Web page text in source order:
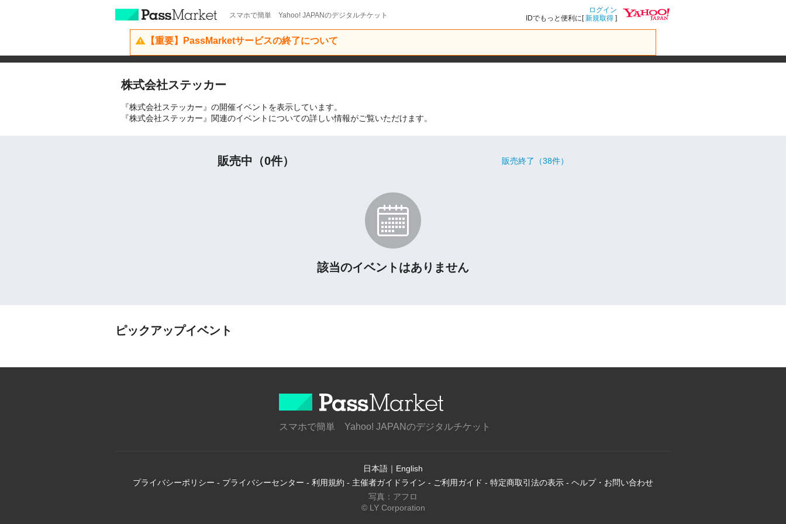
スマホで簡単 Yahoo! JAPANのデジタルチケット
ログイン
IDでもっと便利に[新規取得 ]
【重要】PassMarketサービスの終了について
株式会社ステッカー
『株式会社ステッカー』の開催イベントを表示しています。
『株式会社ステッカー』関連のイベントについての詳しい情報がご覧いただけます。
販売中（0件） 販売終了（38件）
該当のイベントはありません
ピックアップイベント
スマホで簡単 Yahoo! JAPANのデジタルチケット
日本語 ｜ English
プライバシーポリシー - プライバシーセンター - 利用規約 - 主催者ガイドライン - ご利用ガイド - 特定商取引法の表示 - ヘルプ・お問い合わせ
写真：アフロ
© LY Corporation